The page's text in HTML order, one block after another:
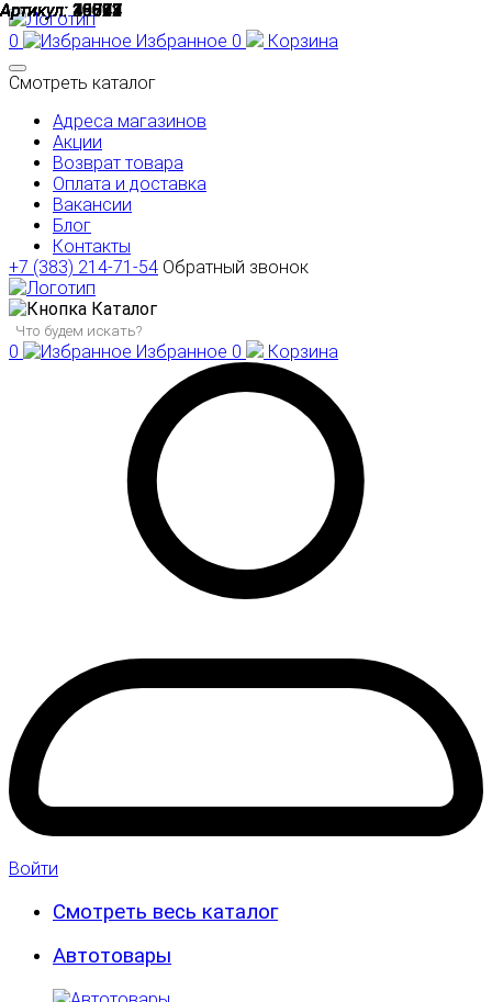
0 Избранное 0
Корзина
Смотреть каталог
Адреса магазинов
Акции
Возврат товара
Оплата и доставка
Вакансии
Блог
Контакты
+7 (383) 214-71-54 Обратный звонок
Каталог
0 Избранное 0 Корзина
Войти
Смотреть весь каталог
Автотовары
Артикул:30774
Артикул:20507
Артикул:43545
Артикул:26853
Артикул:19812
Артикул:45021
Артикул:19743
Артикул:45024
Артикул:45023
Артикул:45022